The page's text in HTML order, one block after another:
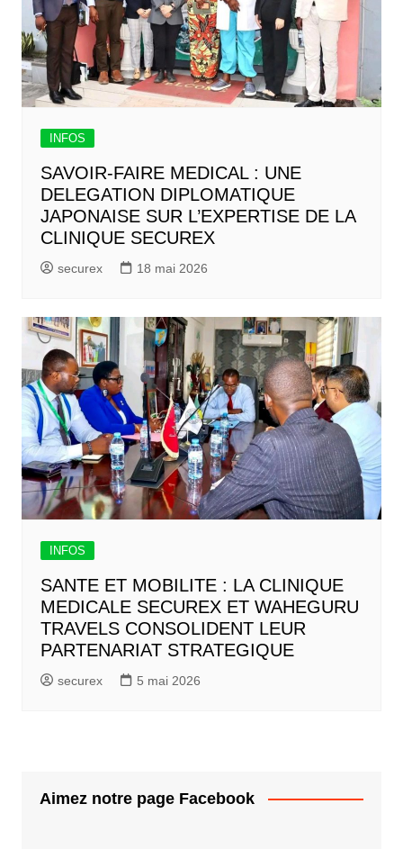
INFOS
SAVOIR-FAIRE MEDICAL : UNE
DELEGATION DIPLOMATIQUE
JAPONAISE SUR L’EXPERTISE DE LA
CLINIQUE SECUREX
securex 18 mai 2026
INFOS
SANTE ET MOBILITE : LA CLINIQUE
MEDICALE SECUREX ET WAHEGURU
TRAVELS CONSOLIDENT LEUR
PARTENARIAT STRATEGIQUE
securex 5 mai 2026
Aimez notre page Facebook